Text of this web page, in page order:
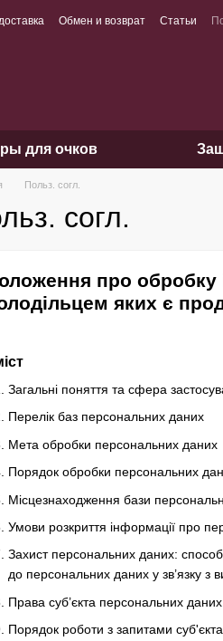
Обмен и возврат Статьи
для очков
Польз. согл.
согл.
про обробку
яких є
Загальні поняття та сфера
Перелік баз персональних даних
Мета обробки персональних даних
Порядок обробки персональних
Місцезнаходження бази
Умови розкриття інформації про
Захист персональних даних:
до персональних даних у зв’язку з
Права суб’єкта персональних даних
Порядок роботи з запитами